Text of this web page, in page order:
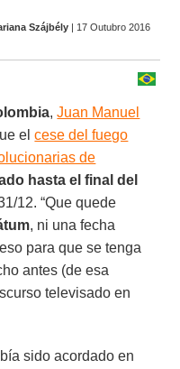
Szájbély | 17 Outubro 2016
,Juan Manuel
elcese del fuego
de
hasta el final del
12. “Que quede
, ni una fecha
para que se tenga
antes (de esa
televisado en
sido acordado en